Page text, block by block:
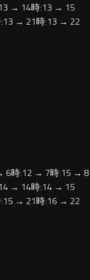
→ 14時:13 → 15
→ 21時:13 → 22
6時:12 → 7時:15 → 8
→ 14時:14 → 15
→ 21時:16 → 22